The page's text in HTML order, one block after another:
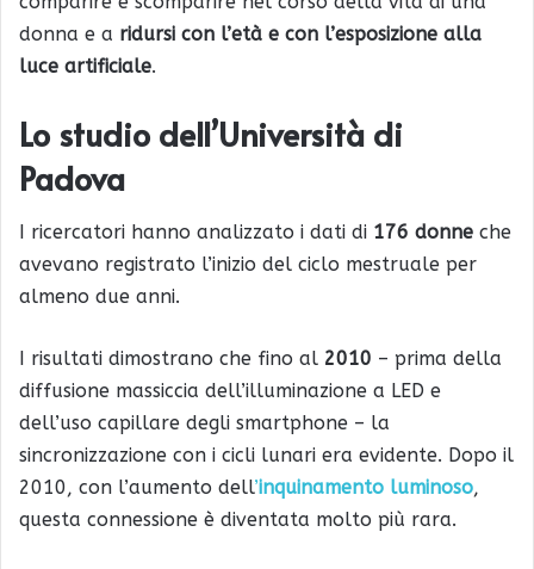
donna e a ridursi con l’età e con l’esposizione alla
luce artificiale.
Lo studio dell’Università di
Padova
I ricercatori hanno analizzato i dati di 176 donne che
avevano registrato l’inizio del ciclo mestruale per
almeno due anni.
I risultati dimostrano che fino al 2010 – prima della
diffusione massiccia dell’illuminazione a LED e
dell’uso capillare degli smartphone – la
sincronizzazione con i cicli lunari era evidente. Dopo il
2010, con l’aumento dell’inquinamento luminoso,
questa connessione è diventata molto più rara.